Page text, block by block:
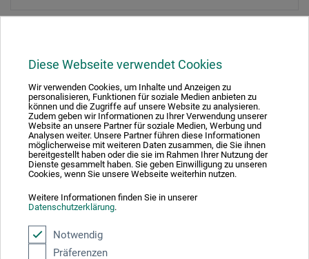
Diese Webseite verwendet Cookies
Wir verwenden Cookies, um Inhalte und Anzeigen zu
personalisieren, Funktionen für soziale Medien anbieten zu
können und die Zugriffe auf unsere Website zu analysieren.
Zudem geben wir Informationen zu Ihrer Verwendung unserer
Website an unsere Partner für soziale Medien, Werbung und
Analysen weiter. Unsere Partner führen diese Informationen
möglicherweise mit weiteren Daten zusammen, die Sie ihnen
bereitgestellt haben oder die sie im Rahmen Ihrer Nutzung der
Dienste gesammelt haben. Sie geben Einwilligung zu unseren
Cookies, wenn Sie unsere Webseite weiterhin nutzen.
Weitere Informationen finden Sie in unserer
Datenschutzerklärung.
Notwendig
Präferenzen
1
Absolut sikker
Betalingsmetoder